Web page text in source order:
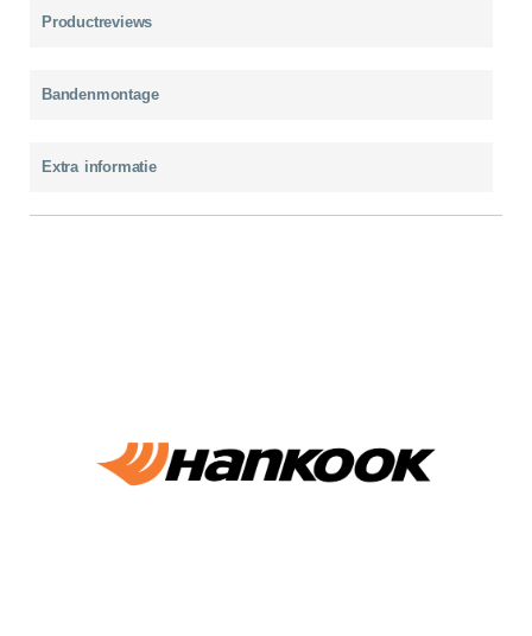
Productreviews
Bandenmontage
Extra informatie